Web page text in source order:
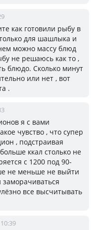
как готовили рыбу в
для шашлыка и
можно массу блюд
не решаюсь как то ,
блюдо. Сколько минут
или нет , вот
.
я с вами
чувство , что супер
, подстраивая
ккал столько не
с 1200 под 90-
не меньше не выйти
все высчитывать